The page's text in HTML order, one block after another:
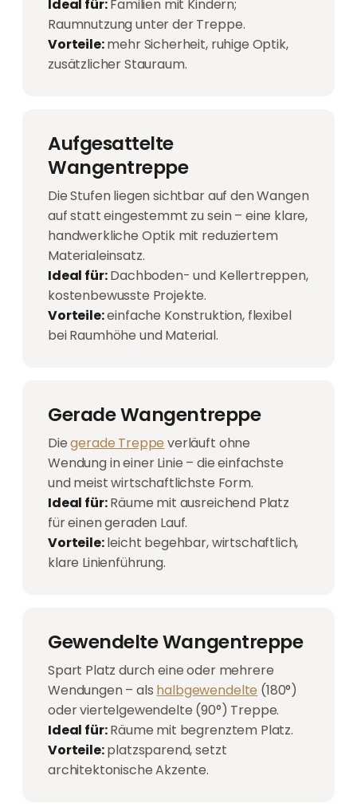
Ideal für:Familien mit Kindern;
Raumnutzung unter der Treppe.
Vorteile:mehr Sicherheit, ruhige Optik,
zusätzlicher Stauraum.
Aufgesattelte
Wangentreppe
Die Stufen liegen sichtbar auf den Wangen
auf statt eingestemmt zu sein – eine klare,
handwerkliche Optik mit reduziertem
Materialeinsatz.
Ideal für:Dachboden- und Kellertreppen,
kostenbewusste Projekte.
Vorteile:einfache Konstruktion, flexibel
bei Raumhöhe und Material.
Gerade Wangentreppe
Diegerade Treppe verläuft ohne
Wendung in einer Linie – die einfachste
und meist wirtschaftlichste Form.
Ideal für:Räume mit ausreichend Platz
für einen geraden Lauf.
Vorteile:leicht begehbar, wirtschaftlich,
klare Linienführung.
Gewendelte Wangentreppe
Spart Platz durch eine oder mehrere
Wendungen – als halbgewendelte (180°)
oder viertelgewendelte (90°) Treppe.
Ideal für:Räume mit begrenztem Platz.
Vorteile:platzsparend, setzt
architektonische Akzente.